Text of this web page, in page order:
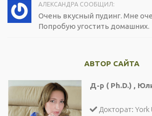
АЛЕКСАНДРА СООБЩИЛ:
Очень вкусный пудинг. Мне
Попробую угостить домашних.
АВТОР САЙТА
Д-р ( Ph.D.) ,
Докторат: York